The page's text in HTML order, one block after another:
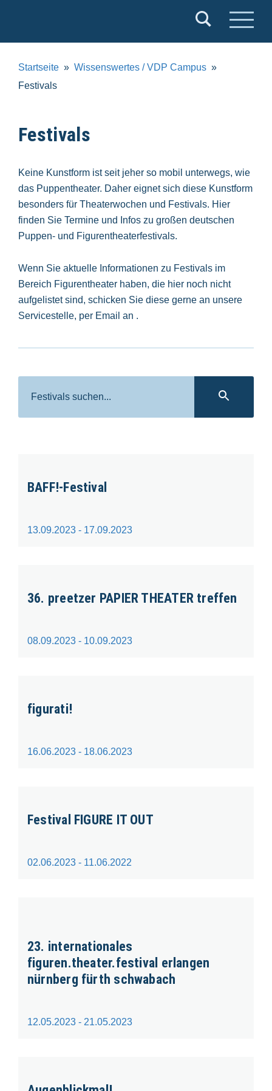
e.V.
Startseite
Wissenswertes / VDP Campus
Festivals
Festivals
Keine Kunstform ist seit jeher so mobil unterwegs, wie
das Puppentheater. Daher eignet sich diese Kunstform
besonders für Theaterwochen und Festivals. Hier
finden Sie Termine und Infos zu großen deutschen
Puppen- und Figurentheaterfestivals.
Wenn Sie aktuelle Informationen zu Festivals im
Bereich Figurentheater haben, die hier noch nicht
aufgelistet sind, schicken Sie diese gerne an unsere
Servicestelle, per Email an .
Suche
BAFF!-Festival
13.09.2023 - 17.09.2023
36. preetzer PAPIER THEATER treffen
08.09.2023 - 10.09.2023
figurati!
16.06.2023 - 18.06.2023
Festival FIGURE IT OUT
02.06.2023 - 11.06.2022
23. internationales
figuren.theater.festival erlangen
nürnberg fürth schwabach
12.05.2023 - 21.05.2023